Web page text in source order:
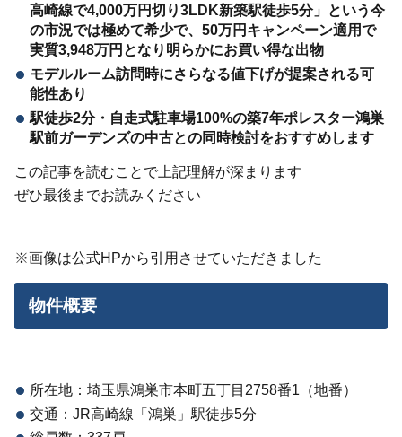
高崎線で4,000万円切り3LDK新築駅徒歩5分」という今
の市況では極めて希少で、50万円キャンペーン適用で
実質3,948万円となり明らかにお買い得な出物
モデルルーム訪問時にさらなる値下げが提案される可
能性あり
駅徒歩2分・自走式駐車場100%の築7年ポレスター鴻巣
駅前ガーデンズの中古との同時検討をおすすめします
この記事を読むことで上記理解が深まります
ぜひ最後までお読みください
※画像は公式HPから引用させていただきました
物件概要
所在地：埼玉県鴻巣市本町五丁目2758番1（地番）
交通：JR高崎線「鴻巣」駅徒歩5分